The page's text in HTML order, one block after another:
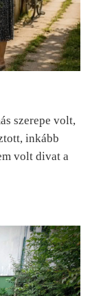
szerepe volt,
inkább
volt divat a